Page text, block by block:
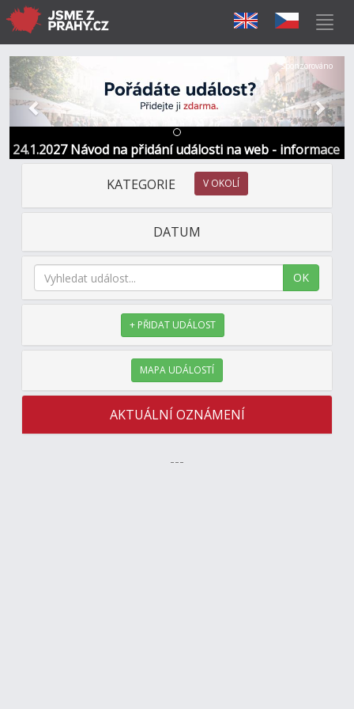
24.1.2027 Návod na přidání události na web - informace
a kontakt
Předchozí Další
Sponzorováno
KATEGORIE V OKOLÍ
DATUM
OK
+ PŘIDAT UDÁLOST
MAPA UDÁLOSTÍ
AKTUÁLNÍ OZNÁMENÍ
---